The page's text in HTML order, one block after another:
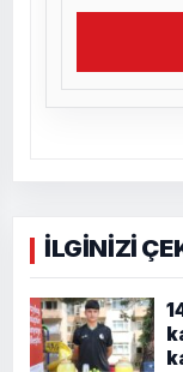
İLGİNİZİ